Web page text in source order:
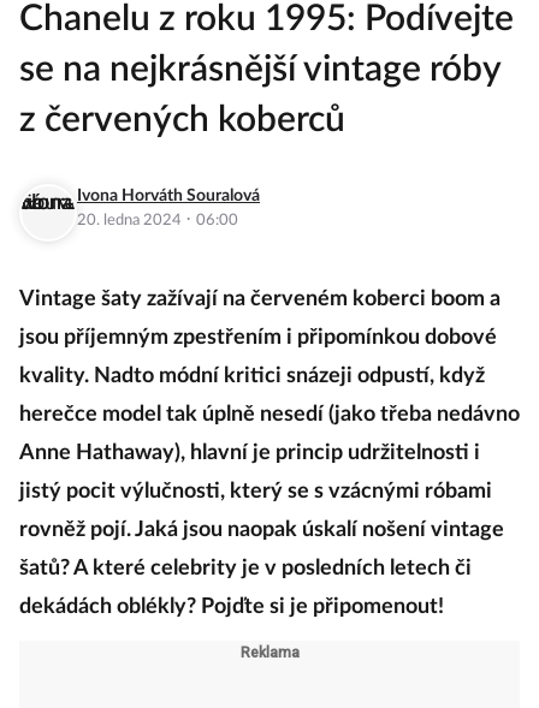
Chanelu z roku 1995: Podívejte
se na nejkrásnější vintage róby
z červených koberců
Ivona Horváth Souralová
20. ledna 2024 · 06:00
Vintage šaty zažívají na červeném koberci boom a
jsou příjemným zpestřením i připomínkou dobové
kvality. Nadto módní kritici snázeji odpustí, když
herečce model tak úplně nesedí (jako třeba nedávno
Anne Hathaway), hlavní je princip udržitelnosti i
jistý pocit výlučnosti, který se s vzácnými róbami
rovněž pojí. Jaká jsou naopak úskalí nošení vintage
šatů? A které celebrity je v posledních letech či
dekádách oblékly? Pojďte si je připomenout!